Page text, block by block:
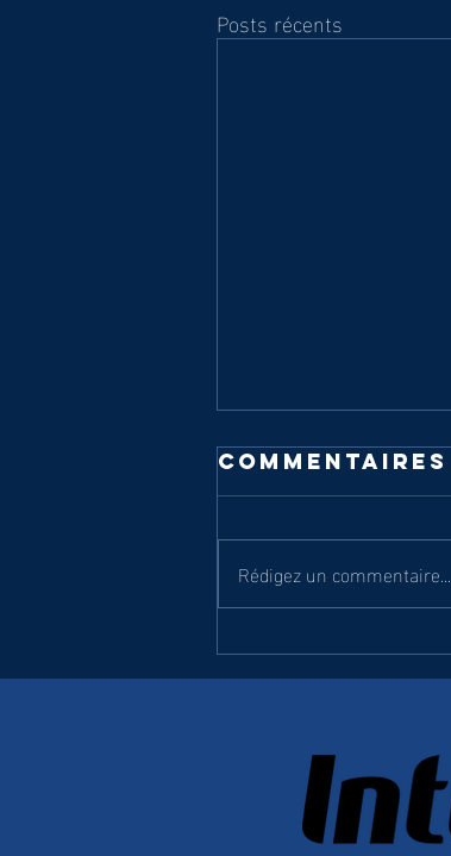
Posts récents
Commentaires
Rédigez un commentaire...